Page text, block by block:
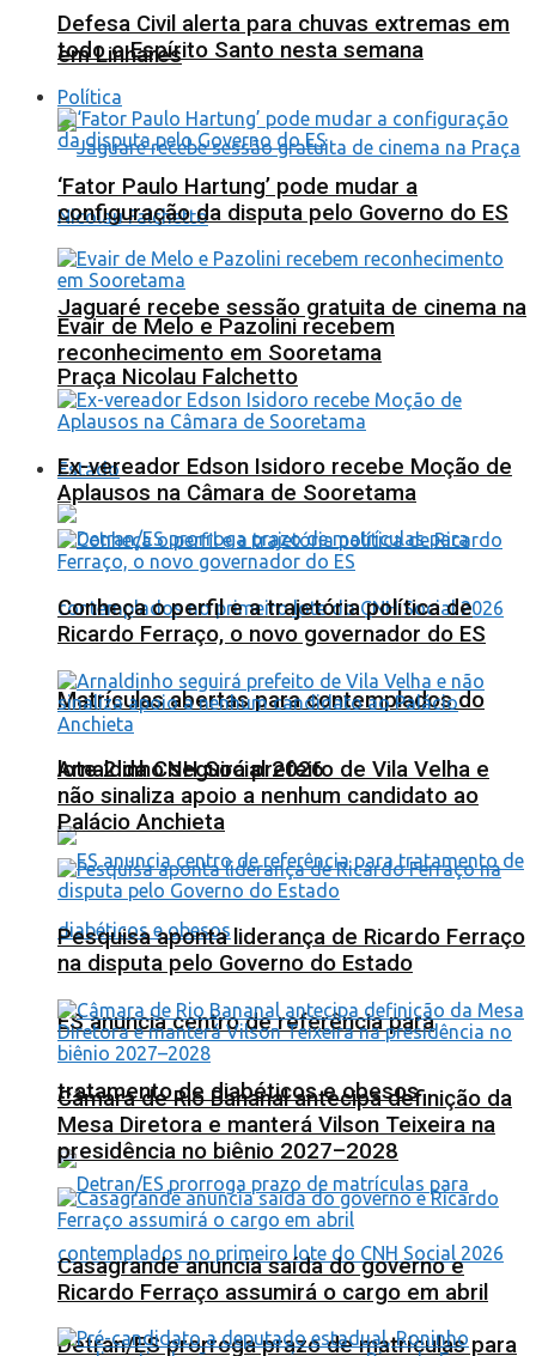
em Linhares
Jaguaré recebe sessão gratuita de cinema na
Praça Nicolau Falchetto
Estado
Matrículas abertas para contemplados do
lote 2 da CNH Social 2026
ES anuncia centro de referência para
tratamento de diabéticos e obesos
Detran/ES prorroga prazo de matrículas para
Defesa Civil alerta para chuvas extremas em
todo o Espírito Santo nesta semana
Política
‘Fator Paulo Hartung’ pode mudar a
configuração da disputa pelo Governo do ES
Evair de Melo e Pazolini recebem
reconhecimento em Sooretama
Ex-vereador Edson Isidoro recebe Moção de
Aplausos na Câmara de Sooretama
Conheça o perfil e a trajetória política de
Ricardo Ferraço, o novo governador do ES
Arnaldinho seguirá prefeito de Vila Velha e
não sinaliza apoio a nenhum candidato ao
Palácio Anchieta
Pesquisa aponta liderança de Ricardo Ferraço
na disputa pelo Governo do Estado
Câmara de Rio Bananal antecipa definição da
Mesa Diretora e manterá Vilson Teixeira na
presidência no biênio 2027–2028
Casagrande anuncia saída do governo e
Ricardo Ferraço assumirá o cargo em abril